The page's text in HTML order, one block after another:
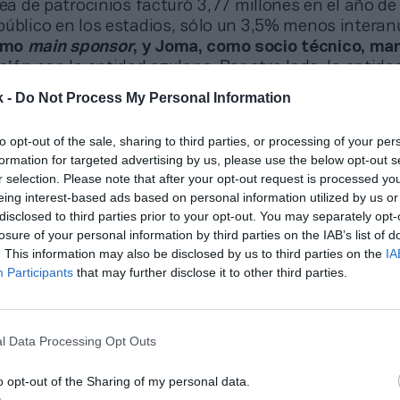
- Do Not Process My Personal Information
opt-out of the sale, sharing to third parties, or processing of your
for targeted advertising by us, please use the below opt-out
selection. Please note that after your opt-out request is processed
interest-based ads based on personal information utilized by us
to third parties prior to your opt-out. You may separately
of your personal information by third parties on the IAB’s list of
This information may also be disclosed by us to third parties on the
Participants that may further disclose it to other third parties.
Data Processing Opt Outs
opt-out of the Sharing of my personal data.
de patrocinios facturó 3,77 millones en el año de
en los estadios, sólo un 3,5% menos
main sponsor, y Joma, como socio técnico,
con la entidad azulona. Por otro lado, la
por explotación de un millón de euros en la
que apenas aportaba 189.000 euros antes de
25% de su negocio
del Coliseum y de su
europeas
y ganancias.Después de obtener unas
9,27 millones en 2019-2020, la entidad hundió
compraventa de Marc Cucurella, vendido este
Albion de la Premier League. La razón es que, a la